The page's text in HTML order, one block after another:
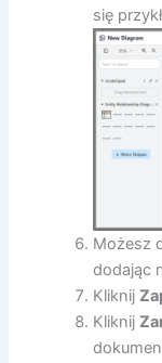
się
Możesz
dodając
Kliknij
Kliknij